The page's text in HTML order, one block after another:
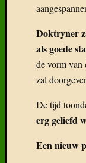
Doktryner
als goede
de vorm van
zal
De tijd
erg geliefd
Een nieuw